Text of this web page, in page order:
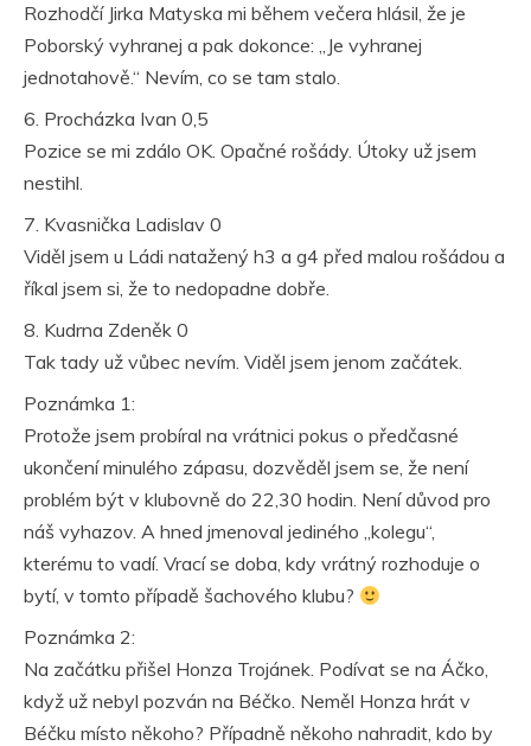
Rozhodčí Jirka Matyska mi během večera hlásil, že je
Poborský vyhranej a pak dokonce: „Je vyhranej
jednotahově.“ Nevím, co se tam stalo.
6. Procházka Ivan 0,5
Pozice se mi zdálo OK. Opačné rošády. Útoky už jsem
nestihl.
7. Kvasnička Ladislav 0
Viděl jsem u Ládi natažený h3 a g4 před malou rošádou a
říkal jsem si, že to nedopadne dobře.
8. Kudrna Zdeněk 0
Tak tady už vůbec nevím. Viděl jsem jenom začátek.
Poznámka 1:
Protože jsem probíral na vrátnici pokus o předčasné
ukončení minulého zápasu, dozvěděl jsem se, že není
problém být v klubovně do 22,30 hodin. Není důvod pro
náš vyhazov. A hned jmenoval jediného „kolegu“,
kterému to vadí. Vrací se doba, kdy vrátný rozhoduje o
bytí, v tomto případě šachového klubu?
Poznámka 2:
Na začátku přišel Honza Trojánek. Podívat se na Áčko,
když už nebyl pozván na Béčko. Neměl Honza hrát v
Béčku místo někoho? Případně někoho nahradit, kdo by